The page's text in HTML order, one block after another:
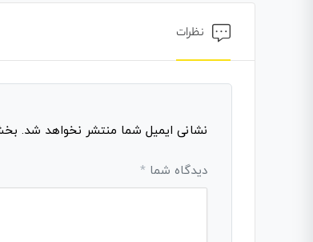
نظرات
نشانی ایمیل شما منتشر نخواهد شد.
دیدگاه شما *